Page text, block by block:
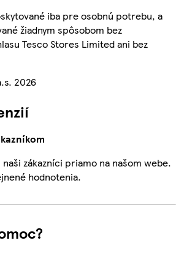
iba pre osobnú potrebu, a
žiadnym spôsobom bez
Tesco Stores Limited ani bez
2026
zákazníci priamo na našom webe.
hodnotenia.